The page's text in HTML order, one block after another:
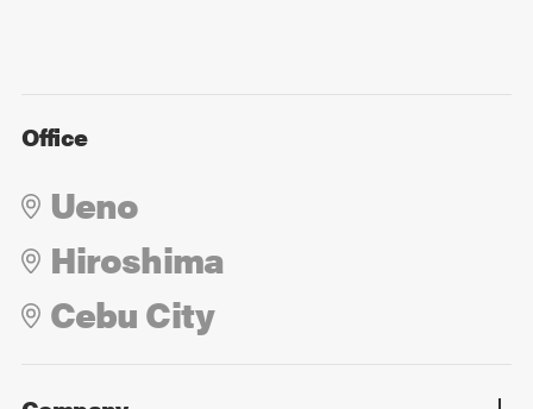
Office
Ueno
Hiroshima
Cebu City